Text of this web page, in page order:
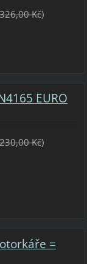
Kč)
EURO
Kč)
=